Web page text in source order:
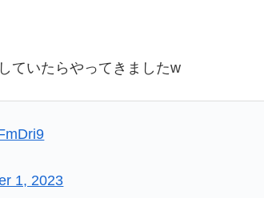
ていたらやってきましたw
1, 2023